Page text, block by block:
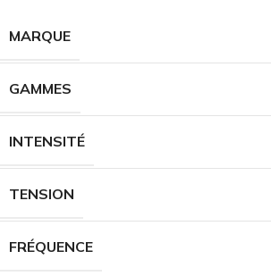
MARQUE
GAMMES
INTENSITÉ
TENSION
FRÉQUENCE